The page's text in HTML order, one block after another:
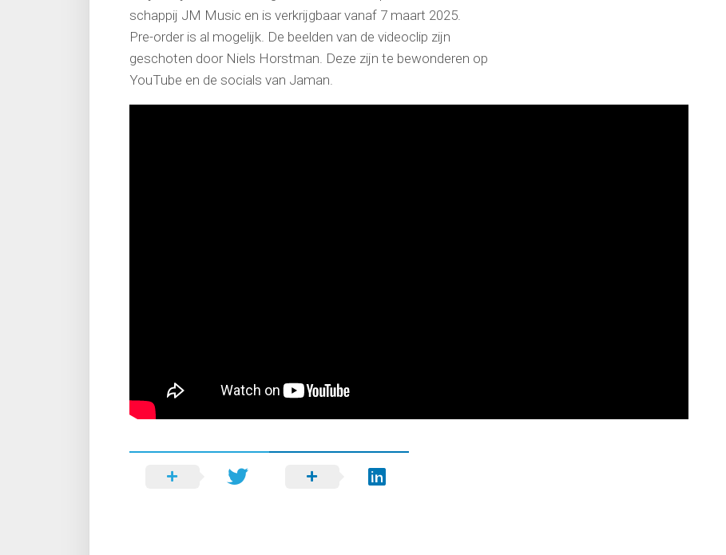
schappij JM Music en is verkrijgbaar vanaf 7 maart 2025.
Pre-order is al mogelijk. De beelden van de videoclip zijn
geschoten door Niels Horstman. Deze zijn te bewonderen op
YouTube en de socials van Jaman.